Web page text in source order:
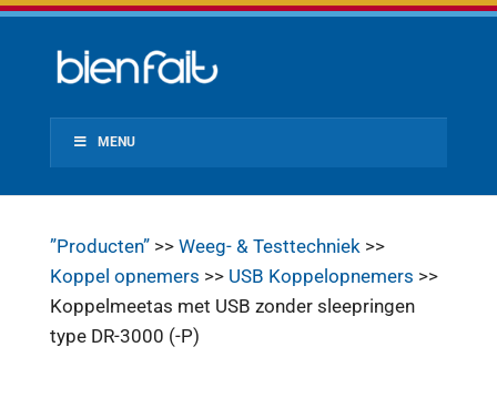
MENU
”Producten”>> Weeg- & Testtechniek>>
Koppel opnemers >> USB Koppelopnemers >>
Koppelmeetas met USB zonder sleepringen
type DR-3000 (-P)